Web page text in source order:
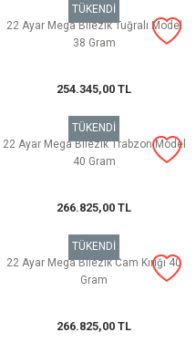
TÜKENDİ
22 Ayar Mega Bilezik Tuğralı Model
38 Gram
254.345,00 TL
TÜKENDİ
22 Ayar Mega Bilezik Trabzon Model
40 Gram
266.825,00 TL
TÜKENDİ
22 Ayar Mega Bilezik Cam Kırığı 40
Gram
266.825,00 TL